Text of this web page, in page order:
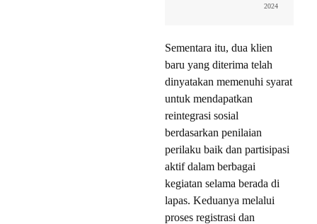
2024
Sementara itu, dua klien
baru yang diterima telah
dinyatakan memenuhi syarat
untuk mendapatkan
reintegrasi sosial
berdasarkan penilaian
perilaku baik dan partisipasi
aktif dalam berbagai
kegiatan selama berada di
lapas. Keduanya melalui
proses registrasi dan